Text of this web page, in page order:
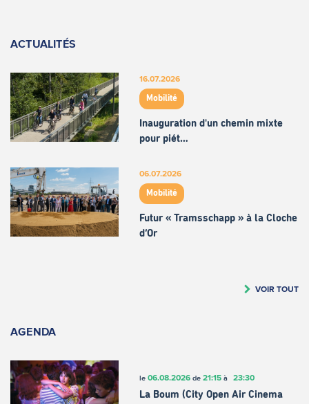
ACTUALITÉS
16.07.2026
Mobilité
Inauguration d'un chemin mixte
pour piét…
06.07.2026
Mobilité
Futur « Tramsschapp » à la Cloche
d’Or
VOIR TOUT
AGENDA
le 06.08.2026de 21:15à 23:30
La Boum (City Open Air Cinema